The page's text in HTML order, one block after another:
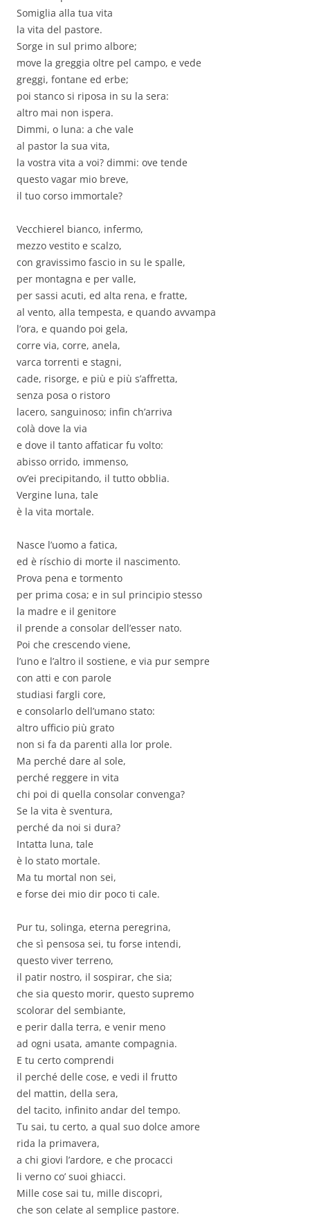
Somiglia alla tua vita
la vita del pastore.
Sorge in sul primo albore;
move la greggia oltre pel campo, e vede
greggi, fontane ed erbe;
poi stanco si riposa in su la sera:
altro mai non ispera.
Dimmi, o luna: a che vale
al pastor la sua vita,
la vostra vita a voi? dimmi: ove tende
questo vagar mio breve,
il tuo corso immortale?
Vecchierel bianco, infermo,
mezzo vestito e scalzo,
con gravissimo fascio in su le spalle,
per montagna e per valle,
per sassi acuti, ed alta rena, e fratte,
al vento, alla tempesta, e quando avvampa
l’ora, e quando poi gela,
corre via, corre, anela,
varca torrenti e stagni,
cade, risorge, e più e più s’affretta,
senza posa o ristoro
lacero, sanguinoso; infin ch’arriva
colà dove la via
e dove il tanto affaticar fu volto:
abisso orrido, immenso,
ov’ei precipitando, il tutto obblia.
Vergine luna, tale
è la vita mortale.
Nasce l’uomo a fatica,
ed è ríschio di morte il nascimento.
Prova pena e tormento
per prima cosa; e in sul principio stesso
la madre e il genitore
il prende a consolar dell’esser nato.
Poi che crescendo viene,
l’uno e l’altro il sostiene, e via pur sempre
con atti e con parole
studiasi fargli core,
e consolarlo dell’umano stato:
altro ufficio più grato
non si fa da parenti alla lor prole.
Ma perché dare al sole,
perché reggere in vita
chi poi di quella consolar convenga?
Se la vita è sventura,
perché da noi si dura?
Intatta luna, tale
è lo stato mortale.
Ma tu mortal non sei,
e forse dei mio dir poco ti cale.
Pur tu, solinga, eterna peregrina,
che sì pensosa sei, tu forse intendi,
questo viver terreno,
il patir nostro, il sospirar, che sia;
che sia questo morir, questo supremo
scolorar del sembiante,
e perir dalla terra, e venir meno
ad ogni usata, amante compagnia.
E tu certo comprendi
il perché delle cose, e vedi il frutto
del mattin, della sera,
del tacito, infinito andar del tempo.
Tu sai, tu certo, a qual suo dolce amore
rida la primavera,
a chi giovi l’ardore, e che procacci
li verno co’ suoi ghiacci.
Mille cose sai tu, mille discopri,
che son celate al semplice pastore.